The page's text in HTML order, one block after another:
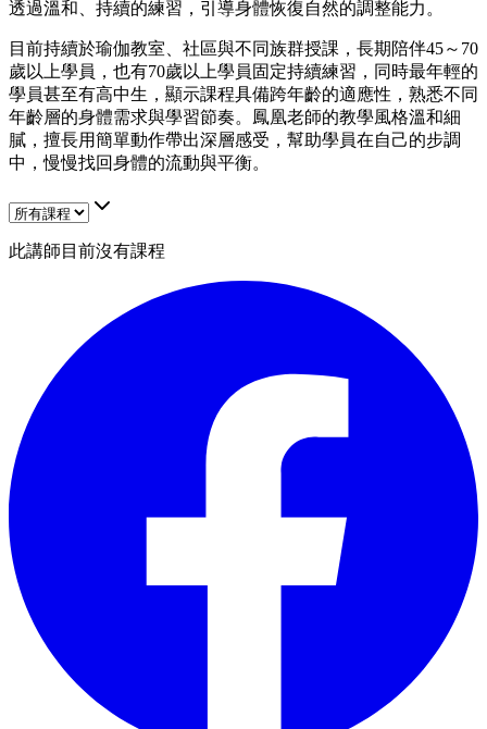
透過溫和、持續的練習，引導身體恢復自然的調整能力。
目前持續於瑜伽教室、社區與不同族群授課，長期陪伴45～70
歲以上學員，也有70歲以上學員固定持續練習，同時最年輕的
學員甚至有高中生，顯示課程具備跨年齡的適應性，熟悉不同
年齡層的身體需求與學習節奏。鳳凰老師的教學風格溫和細
膩，擅長用簡單動作帶出深層感受，幫助學員在自己的步調
中，慢慢找回身體的流動與平衡。
此講師目前沒有課程